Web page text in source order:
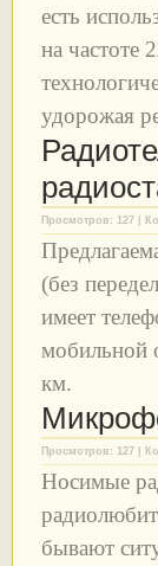
есть
на частоте
удорожая
Просмотров: 127 |
(без
имеет
мобильной
км.
Просмотров: 127 |
Носимые
бывают